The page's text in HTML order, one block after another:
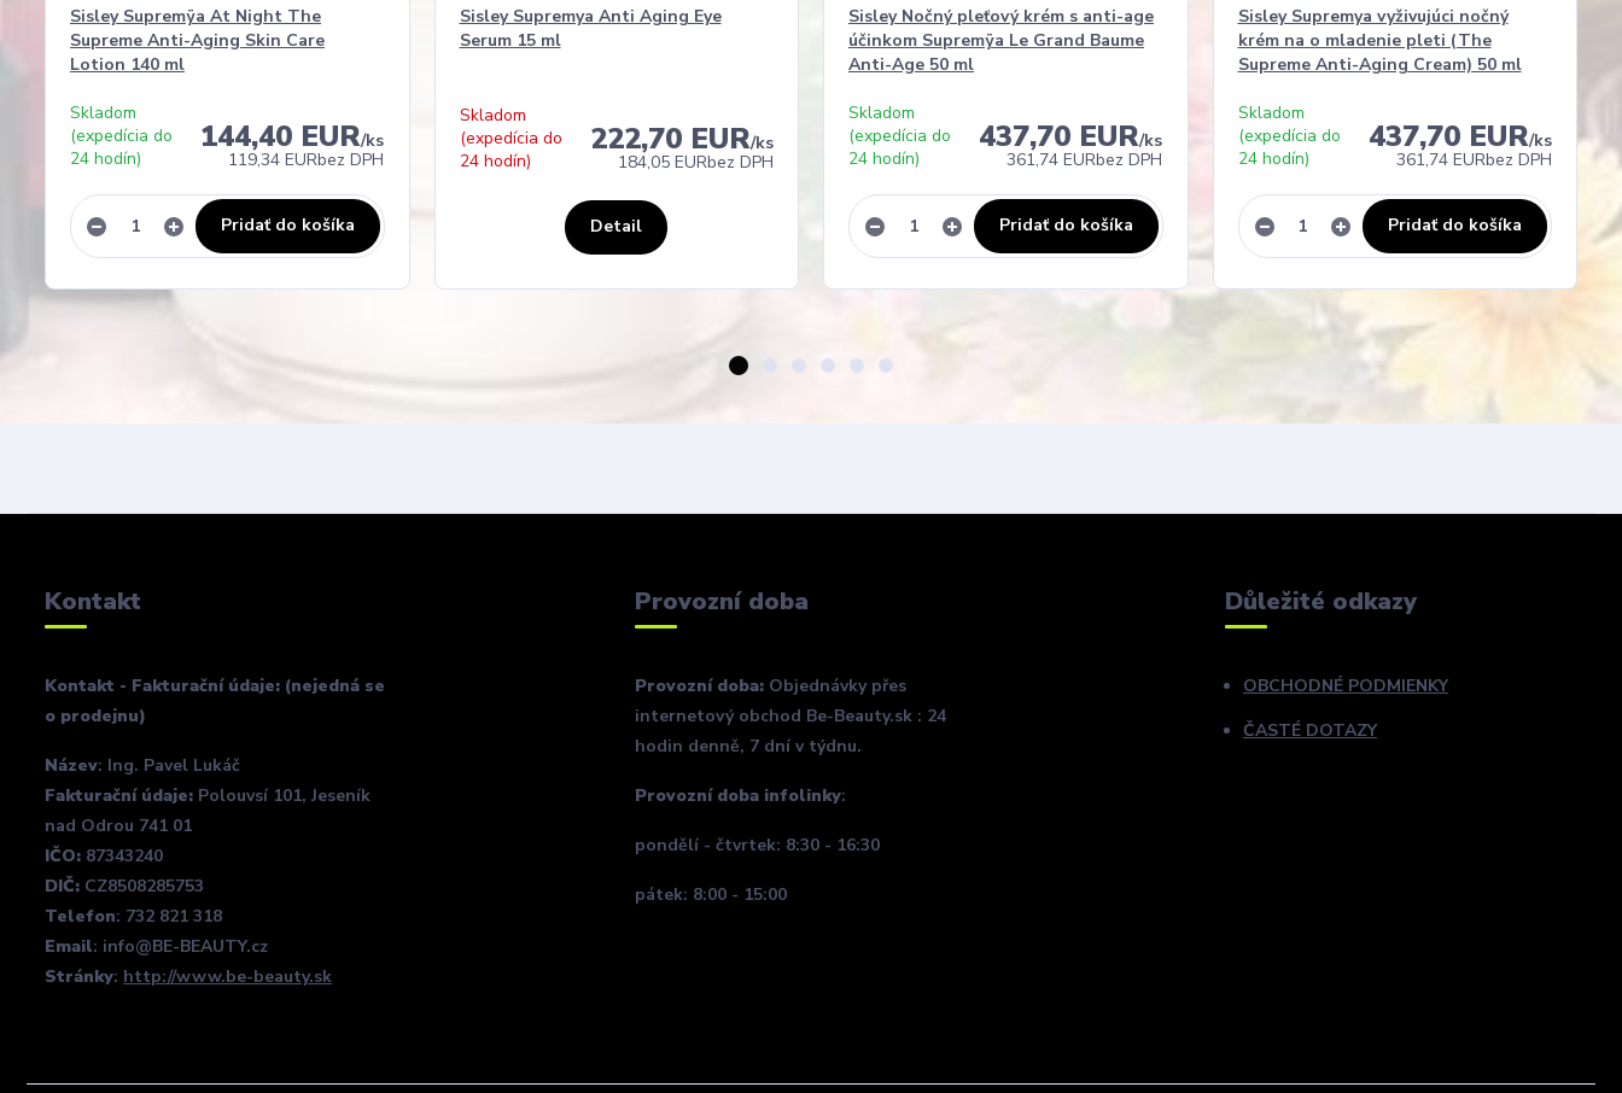
Sisley Supremÿa At Night The
Supreme Anti-Aging Skin Care
Lotion 140 ml
144,40 EUR/ks
119,34 EURbez DPH
Skladom
(expedícia do
24 hodín)
Pridať do košíka
Sisley Supremya Anti Aging Eye
Serum 15 ml
222,70 EUR/ks
184,05 EURbez DPH
Skladom
(expedícia do
24 hodín)
Detail
Sisley Nočný pleťový krém s anti-age
účinkom Supremÿa Le Grand Baume
Anti-Age 50 ml
437,70 EUR/ks
361,74 EURbez DPH
Skladom
(expedícia do
24 hodín)
Pridať do košíka
Sisley Supremya vyživujúci nočný
krém na o mladenie pleti (The
Supreme Anti-Aging Cream) 50 ml
437,70 EUR/ks
361,74 EURbez DPH
Skladom
(expedícia do
24 hodín)
Pridať do košíka
Kontakt
Kontakt - Fakturační údaje: (nejedná se
o prodejnu)
Název: Ing. Pavel Lukáč
Fakturační údaje: Polouvsí 101, Jeseník
nad Odrou 741 01
IČO: 87343240
DIČ: CZ8508285753
Telefon: 732 821 318
Email: info@BE-BEAUTY.cz
Stránky: http://www.be-beauty.sk
Provozní doba
Provozní doba: Objednávky přes
internetový obchod Be-Beauty.sk : 24
hodin denně, 7 dní v týdnu.
Provozní doba infolinky:
pondělí - čtvrtek: 8:30 - 16:30
pátek: 8:00 - 15:00
Důležité odkazy
OBCHODNÉ PODMIENKY
ČASTÉ DOTAZY